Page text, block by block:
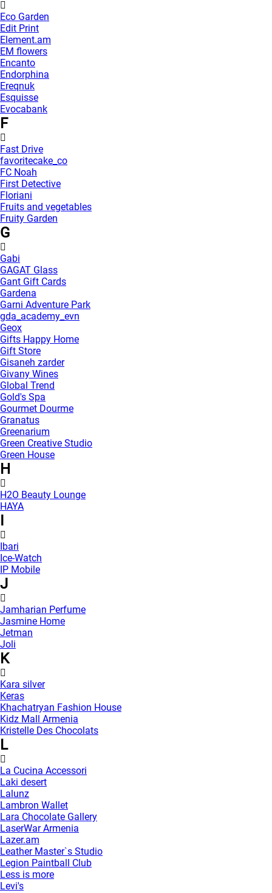
Eco Garden
Edit Print
Element.am
EM flowers
Encanto
Endorphina
Ereqnuk
Esquisse
Evocabank
F
Fast Drive
favoritecake_co
FC Noah
First Detective
Floriani
Fruits and vegetables
Fruity Garden
G
Gabi
GAGAT Glass
Gant Gift Cards
Gardena
Garni Adventure Park
gda_academy_evn
Geox
Gifts Happy Home
Gift Store
Gisaneh zarder
Givany Wines
Global Trend
Gold's Spa
Gourmet Dourme
Granatus
Greenarium
Green Creative Studio
Green House
H
H2O Beauty Lounge
HAYA
Ibari
Ice-Watch
IP Mobile
J
Jamharian Perfume
Jasmine Home
Jetman
Joli
K
Kara silver
Keras
Khachatryan Fashion House
Kidz Mall Armenia
Kristelle Des Chocolats
L
La Cucina Accessori
Laki desert
Lalunz
Lambron Wallet
Lara Chocolate Gallery
LaserWar Armenia
Lazer.am
Leather Master`s Studio
Legion Paintball Club
Less is more
Levi's